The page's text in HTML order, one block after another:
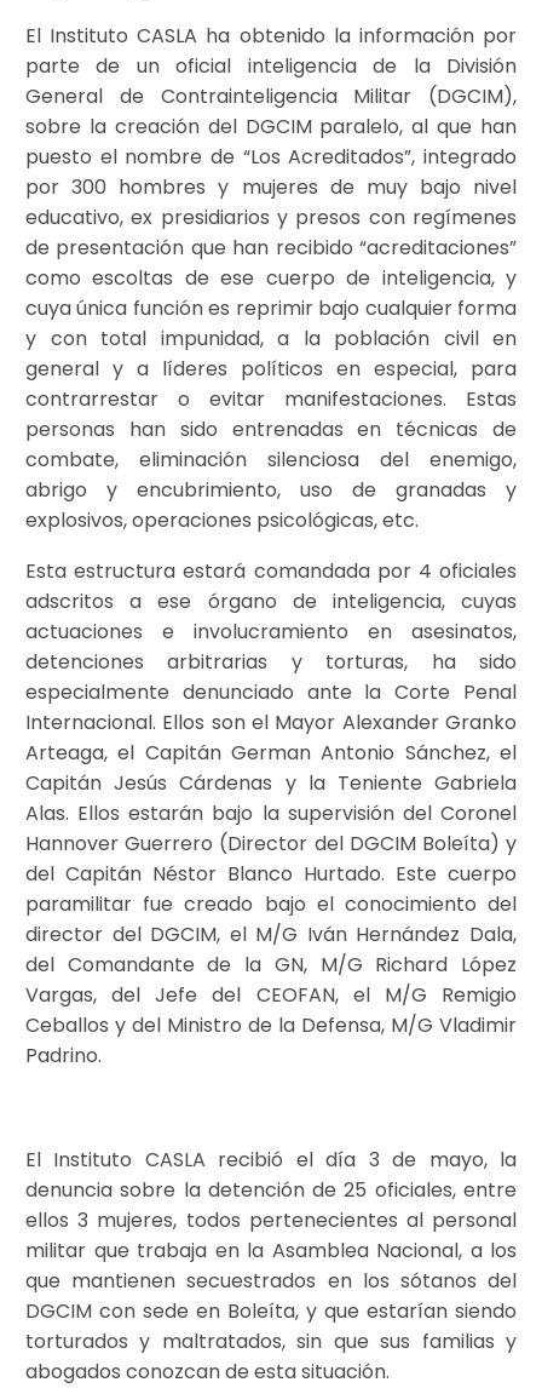
El Instituto CASLA ha obtenido la información por
parte de un oficial inteligencia de la División
General de Contrainteligencia Militar (DGCIM),
sobre la creación del DGCIM paralelo, al que han
puesto el nombre de “Los Acreditados”, integrado
por 300 hombres y mujeres de muy bajo nivel
educativo, ex presidiarios y presos con regímenes
de presentación que han recibido “acreditaciones”
como escoltas de ese cuerpo de inteligencia, y
cuya única función es reprimir bajo cualquier forma
y con total impunidad, a la población civil en
general y a líderes políticos en especial, para
contrarrestar o evitar manifestaciones. Estas
personas han sido entrenadas en técnicas de
combate, eliminación silenciosa del enemigo,
abrigo y encubrimiento, uso de granadas y
explosivos, operaciones psicológicas, etc.
Esta estructura estará comandada por 4 oficiales
adscritos a ese órgano de inteligencia, cuyas
actuaciones e involucramiento en asesinatos,
detenciones arbitrarias y torturas, ha sido
especialmente denunciado ante la Corte Penal
Internacional. Ellos son el Mayor Alexander Granko
Arteaga, el Capitán German Antonio Sánchez, el
Capitán Jesús Cárdenas y la Teniente Gabriela
Alas. Ellos estarán bajo la supervisión del Coronel
Hannover Guerrero (Director del DGCIM Boleíta) y
del Capitán Néstor Blanco Hurtado. Este cuerpo
paramilitar fue creado bajo el conocimiento del
director del DGCIM, el M/G Iván Hernández Dala,
del Comandante de la GN, M/G Richard López
Vargas, del Jefe del CEOFAN, el M/G Remigio
Ceballos y del Ministro de la Defensa, M/G Vladimir
Padrino.
El Instituto CASLA recibió el día 3 de mayo, la
denuncia sobre la detención de 25 oficiales, entre
ellos 3 mujeres, todos pertenecientes al personal
militar que trabaja en la Asamblea Nacional, a los
que mantienen secuestrados en los sótanos del
DGCIM con sede en Boleíta, y que estarían siendo
torturados y maltratados, sin que sus familias y
abogados conozcan de esta situación.